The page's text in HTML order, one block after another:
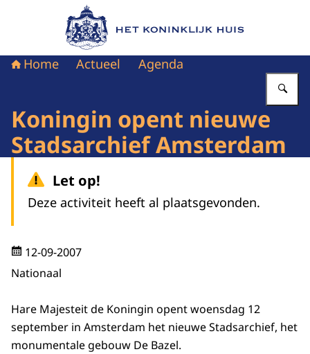
Naar de homepage van Het Koninklijk Huis
Home Actueel Agenda
Koningin opent nieuwe
Stadsarchief Amsterdam
Let op!
Deze activiteit heeft al plaatsgevonden.
12-09-2007
Nationaal
Hare Majesteit de Koningin opent woensdag 12
september in Amsterdam het nieuwe Stadsarchief, het
monumentale gebouw De Bazel.